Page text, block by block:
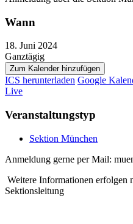
Wann
18. Juni 2024
Ganztägig
Zum Kalender hinzufügen
ICS herunterladen Google
Live
Veranstaltungstyp
Sektion München
Anmeldung gerne per Mail:
Weitere Informationen erfolgen
Sektionsleitung